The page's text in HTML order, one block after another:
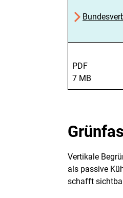
PDF
7 MB
Vertikale
als passive
schafft